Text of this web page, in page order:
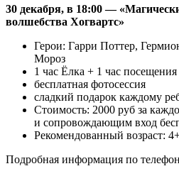
30 декабря, в 18:00 —
волшебства Хогвартс»
Герои: Гарри Поттер,
Мороз
1 час Ёлка + 1 час посещения
бесплатная фотосессия
сладкий подарок каждому
Стоимость: 2000 руб за
и сопровождающим вход
Рекомендованный возраст:
Подробная информация по